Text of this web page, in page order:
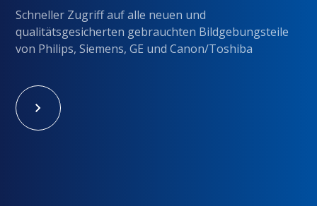
Schneller Zugriff auf alle neuen und
qualitätsgesicherten gebrauchten Bildgebungsteile
von Philips, Siemens, GE und Canon/Toshiba